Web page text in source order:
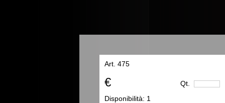
Art. 475
€ Qt.
Disponibilità: 1